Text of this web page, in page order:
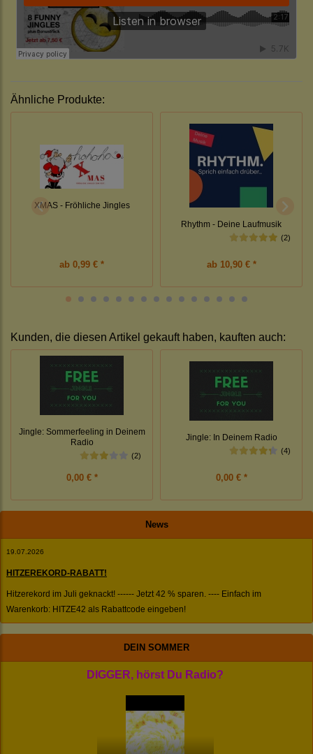
News
19.07.2026
HITZEREKORD-RABATT!
Hitzerekord im Juli geknackt! ------ Jetzt 42 % sparen. ---- Einfach im
Warenkorb: HITZE42 als Rabattcode eingeben!
DEIN SOMMER
DIGGER, hörst Du Radio?
Ähnliche Produkte:
XMAS - Fröhliche Jingles
ab 0,99 € *
Rhythm - Deine Laufmusik
(2)
ab10,90 € *
Kunden, die diesen Artikel gekauft haben, kauften auch:
Jingle: Sommerfeeling in Deinem
Radio
(2)
0,00 € *
Jingle: In Deinem Radio
(4)
0,00 € *